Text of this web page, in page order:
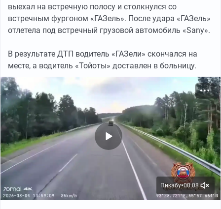
выехал на встречную полосу и столкнулся со
встречным фургоном «ГАЗель». После удара «ГАЗель»
отлетела под встречный грузовой автомобиль «Sany».
В результате ДТП водитель «ГАЗели» скончался на
месте, а водитель «Тойоты» доставлен в больницу.
Пикабу●00:08